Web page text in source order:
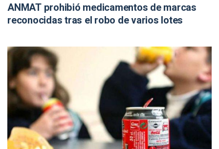
ANMAT prohibió medicamentos de marcas
reconocidas tras el robo de varios lotes